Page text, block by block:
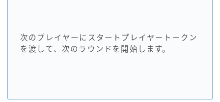
次のプレイヤーにスタートプレイヤートークン
を渡して、次のラウンドを開始します。